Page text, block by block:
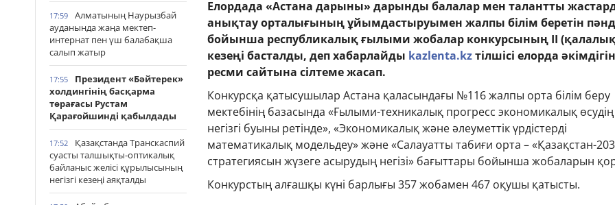
17:59
Алматының Наурызбай
ауданында жаңа мектеп-
интернат пен үш балабақша
салып жатыр
17:55
Президент «Бәйтерек»
холдингінің басқарма
төрағасы Рустам
Қарағойшинді қабылдады
17:52
Қазақстанда Транскаспий
суасты талшықты-оптикалық
байланыс желісі құрылысының
негізгі кезеңі аяқталды
Елордада «Астана дарыны» дарынды балалар мен талантты
анықтау орталығының ұйымдастыруымен жалпы білім беретін
бойынша республикалық ғылыми жобалар конкурсының ІІ
кезеңі басталды, деп хабарлайды kazlenta.kzтілшісі елорда
ресми сайтына сілтеме жасап.
Конкурсқа қатысушылар Астана қаласындағы №116 жалпы орта білім беру
мектебінің базасында «Ғылыми-техникалық прогресс экономикалық өсудің
негізгі буыны ретінде», «Экономикалық және әлеуметтік үрдістерді
математикалық модельдеу» және «Салауатты табиғи орта – «Қазақстан-
стратегиясын жүзеге асырудың негізі» бағыттары бойынша жобаларын
Конкурстың алғашқы күні барлығы 357 жобамен 467 оқушы қатысты.